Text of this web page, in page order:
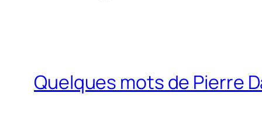
Quelques mots de Pierre